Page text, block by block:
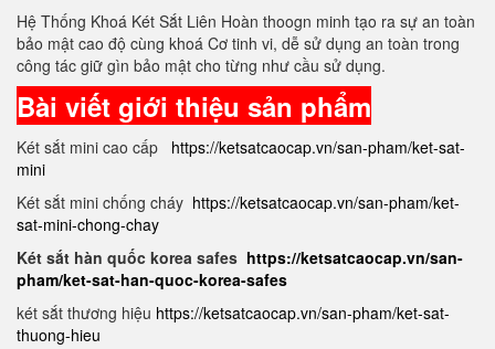
Hệ Thống Khoá Két Sắt Liên Hoàn thoogn minh tạo ra sự an toàn
bảo mật cao độ cùng khoá Cơ tinh vi, dễ sử dụng an toàn trong
công tác giữ gìn bảo mật cho từng như cầu sử dụng.
Bài viết giới thiệu sản phẩm
Két sắt mini cao cấp https://ketsatcaocap.vn/san-pham/ket-sat-
mini
Két sắt mini chống cháy https://ketsatcaocap.vn/san-pham/ket-
sat-mini-chong-chay
Két sắt hàn quốc korea safes https://ketsatcaocap.vn/san-
pham/ket-sat-han-quoc-korea-safes
két sắt thương hiệu https://ketsatcaocap.vn/san-pham/ket-sat-
thuong-hieu